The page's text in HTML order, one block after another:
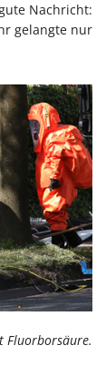
Nachricht:
gelangte nur
Fluorborsäure.